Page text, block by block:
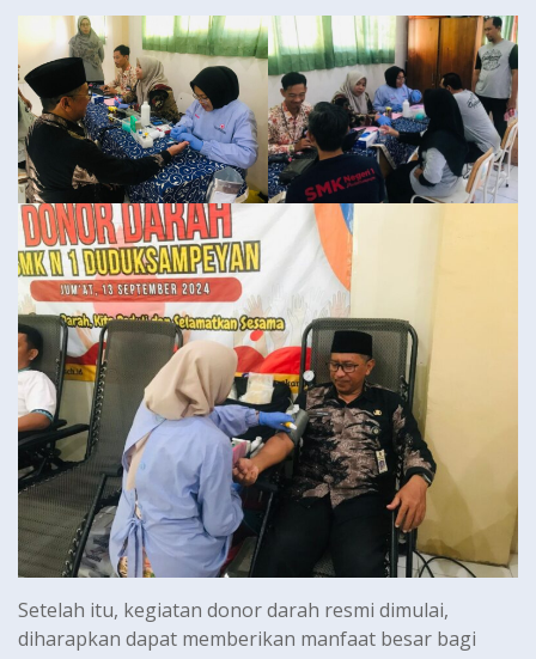
Setelah itu, kegiatan donor darah resmi dimulai,
diharapkan dapat memberikan manfaat besar bagi